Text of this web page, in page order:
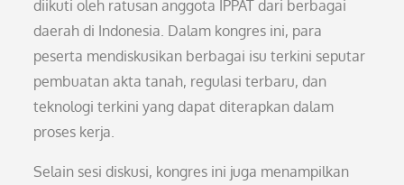
diikuti oleh ratusan anggota IPPAT dari berbagai
daerah di Indonesia. Dalam kongres ini, para
peserta mendiskusikan berbagai isu terkini seputar
pembuatan akta tanah, regulasi terbaru, dan
teknologi terkini yang dapat diterapkan dalam
proses kerja.
Selain sesi diskusi, kongres ini juga menampilkan